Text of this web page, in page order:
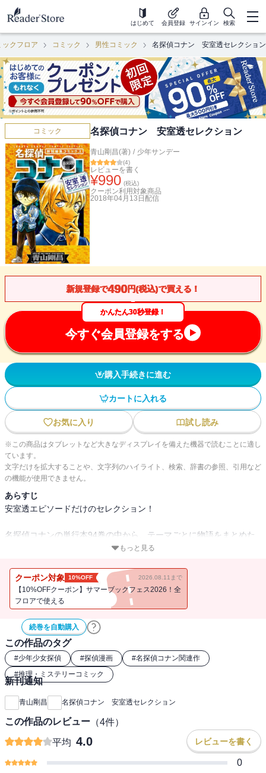
はじめて 会員登録 サインイン 検索
ックフロア コミック 男性コミック 名探偵コナン 安室透セレクション
コミック 名探偵コナン 安室透セレクション
青山剛昌(著) / 少年サンデー
(4)
レビューを書く
¥990 (税込)
クーポン利用対象商品
2018年04月13日 配信
新規登録で490円(税込)で買える！
かんたん30秒登録！
今すぐ会員登録をする
購入手続きに進む
カートに入れる
お気に入り 試し読み
※この商品はタブレットなど大きなディスプレイを備えた機器で読むことに適し
ています。
文字だけを拡大することや、文字列のハイライト、検索、辞書の参照、引用など
の機能が使用できません。
あらすじ
安室透エピソードだけのセレクション！
名探偵コナンの単行本94巻の中から、テーマごとに物語をまとめた
シリーズ。2018年春の最新刊は、３つの顔を持つ謎の男・安室透の
もっと見る
クーポン対象 10%OFF 2026.08.11まで
【10%OFFクーポン】サマーブックフェス2026！全
フロアで使える
続巻を自動購入
この作品のタグ
#少年少女探偵 #探偵漫画 #名探偵コナン関連作
#推理・ミステリーコミック
新刊通知
青山剛昌 名探偵コナン 安室透セレクション
この作品のレビュー （4件）
平均 4.0 レビューを書く
0